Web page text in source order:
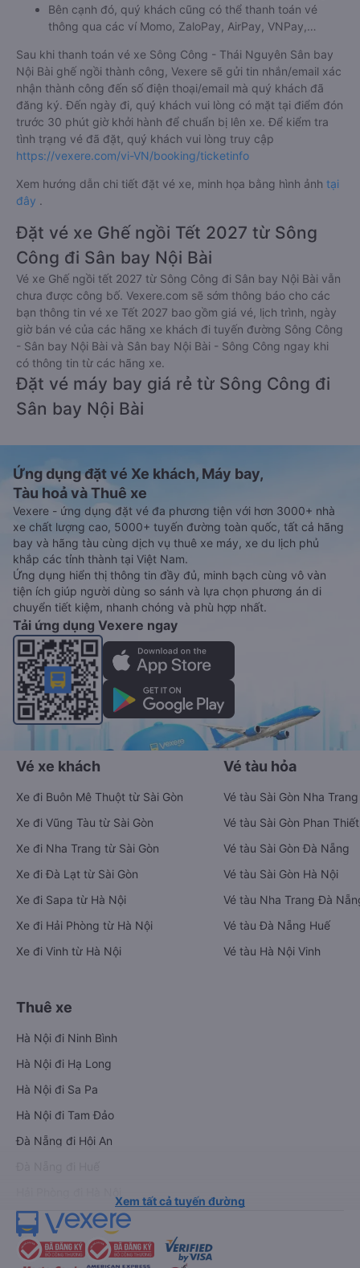
Bên cạnh đó, quý khách cũng có thể thanh toán vé
thông qua các ví Momo, ZaloPay, AirPay, VNPay,…
Sau khi thanh toán vé xe Sông Công - Thái Nguyên Sân bay
Nội Bài ghế ngồi thành công, Vexere sẽ gửi tin nhắn/email xác
nhận thành công đến số điện thoại/email mà quý khách đã
đăng ký. Đến ngày đi, quý khách vui lòng có mặt tại điểm đón
trước 30 phút giờ khởi hành để chuẩn bị lên xe. Để kiểm tra
tình trạng vé đã đặt, quý khách vui lòng truy cập
https://vexere.com/vi-VN/booking/ticketinfo
Xem hướng dẫn chi tiết đặt vé xe, minh họa bằng hình ảnh tại
đây .
Đặt vé xe Ghế ngồi Tết 2027 từ Sông
Công đi Sân bay Nội Bài
Vé xe Ghế ngồi tết 2027 từ Sông Công đi Sân bay Nội Bài vẫn
chưa được công bố. Vexere.com sẽ sớm thông báo cho các
bạn thông tin vé xe Tết 2027 bao gồm giá vé, lịch trình, ngày
giờ bán vé của các hãng xe khách đi tuyến đường Sông Công
- Sân bay Nội Bài và Sân bay Nội Bài - Sông Công ngay khi
có thông tin từ các hãng xe.
Đặt vé máy bay giá rẻ từ Sông Công đi
Sân bay Nội Bài
Ứng dụng đặt vé Xe khách, Máy bay,
Tàu hoả và Thuê xe
Vexere - ứng dụng đặt vé đa phương tiện với hơn 3000+ nhà
xe chất lượng cao, 5000+ tuyến đường toàn quốc, tất cả hãng
bay và hãng tàu cùng dịch vụ thuê xe máy, xe du lịch phủ
khắp các tỉnh thành tại Việt Nam.
Ứng dụng hiển thị thông tin đầy đủ, minh bạch cùng vô vàn
tiện ích giúp người dùng so sánh và lựa chọn phương án di
chuyển tiết kiệm, nhanh chóng và phù hợp nhất.
Tải ứng dụng Vexere ngay
Vé xe khách
Xe đi Buôn Mê Thuột từ Sài Gòn
Xe đi Vũng Tàu từ Sài Gòn
Xe đi Nha Trang từ Sài Gòn
Xe đi Đà Lạt từ Sài Gòn
Xe đi Sapa từ Hà Nội
Xe đi Hải Phòng từ Hà Nội
Xe đi Vinh từ Hà Nội
Vé tàu hỏa
Vé tàu Sài Gòn Nha Trang
Vé tàu Sài Gòn Phan Thiết
Vé tàu Sài Gòn Đà Nẵng
Vé tàu Sài Gòn Hà Nội
Vé tàu Nha Trang Đà
Vé tàu Đà Nẵng Huế
Vé tàu Hà Nội Vinh
Thuê xe
Hà Nội đi Ninh Bình
Hà Nội đi Hạ Long
Hà Nội đi Sa Pa
Hà Nội đi Tam Đảo
Đà Nẵng đi Hội An
Xem tất cả tuyến đường